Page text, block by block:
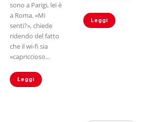
sono a Parigi, lei è
a Roma. «Mi
senti?», chiede
ridendo del fatto
che il wi-fi sia
«capriccioso...
Leggi
Leggi